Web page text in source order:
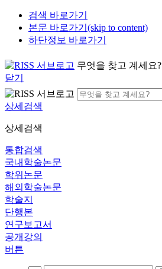
검색 바로가기
본문 바로가기(skip to content)
하단정보 바로가기
무엇을 찾고 계세요?
닫기
상세검색
상세검색
통합검색
국내학술논문
학위논문
해외학술논문
학술지
단행본
연구보고서
공개강의
버튼